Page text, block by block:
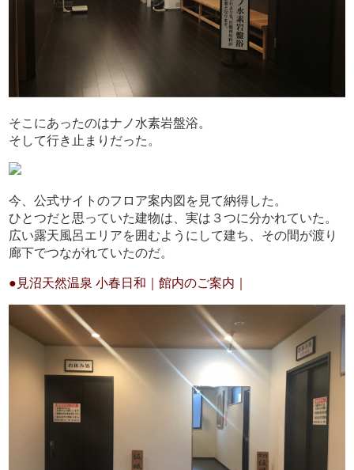
そこにあったのはナノ水素岩盤浴。
そして行き止まりだった。
今、公式サイトのフロア案内図を見て納得した。
ひとつだと思っていた建物は、実は３つに分かれていた。
広い露天風呂エリアを囲むようにして建ち、その間が渡り
廊下でつながれていたのだ。
●見沼天然温泉 小春日和｜館内のご案内｜